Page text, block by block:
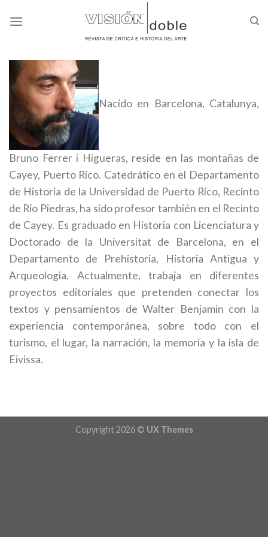
Nacido en Barcelona, Catalunya,
Bruno Ferrer i Higueras, reside en las montañas de
Cayey, Puerto Rico. Catedrático en el Departamento
de Historia de la Universidad de Puerto Rico, Recinto
de Río Piedras, ha sido profesor también en el Recinto
de Cayey. Es graduado en Historia con Licenciatura y
Doctorado de la Universitat de Barcelona, en el
Departamento de Prehistoria, Historia Antigua y
Arqueología. Actualmente, trabaja en diferentes
proyectos editoriales que pretenden conectar los
textos y pensamientos de Walter Benjamin con la
experiencia contemporánea, sobre todo con el
turismo, el lugar, la narración, la memoria y la isla de
Eivissa.
Copyright 2026 © UX Themes